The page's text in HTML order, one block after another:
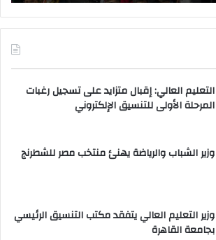
التعليم العالي: إقبال متزايد على تسجيل رغبات
المرحلة الأولى للتنسيق الإلكتروني
وزير الشباب والرياضة يهنئ منتخب مصر للشطرنج
وزير التعليم العالي يتفقد مكتب التنسيق الرئيسي
بجامعة القاهرة